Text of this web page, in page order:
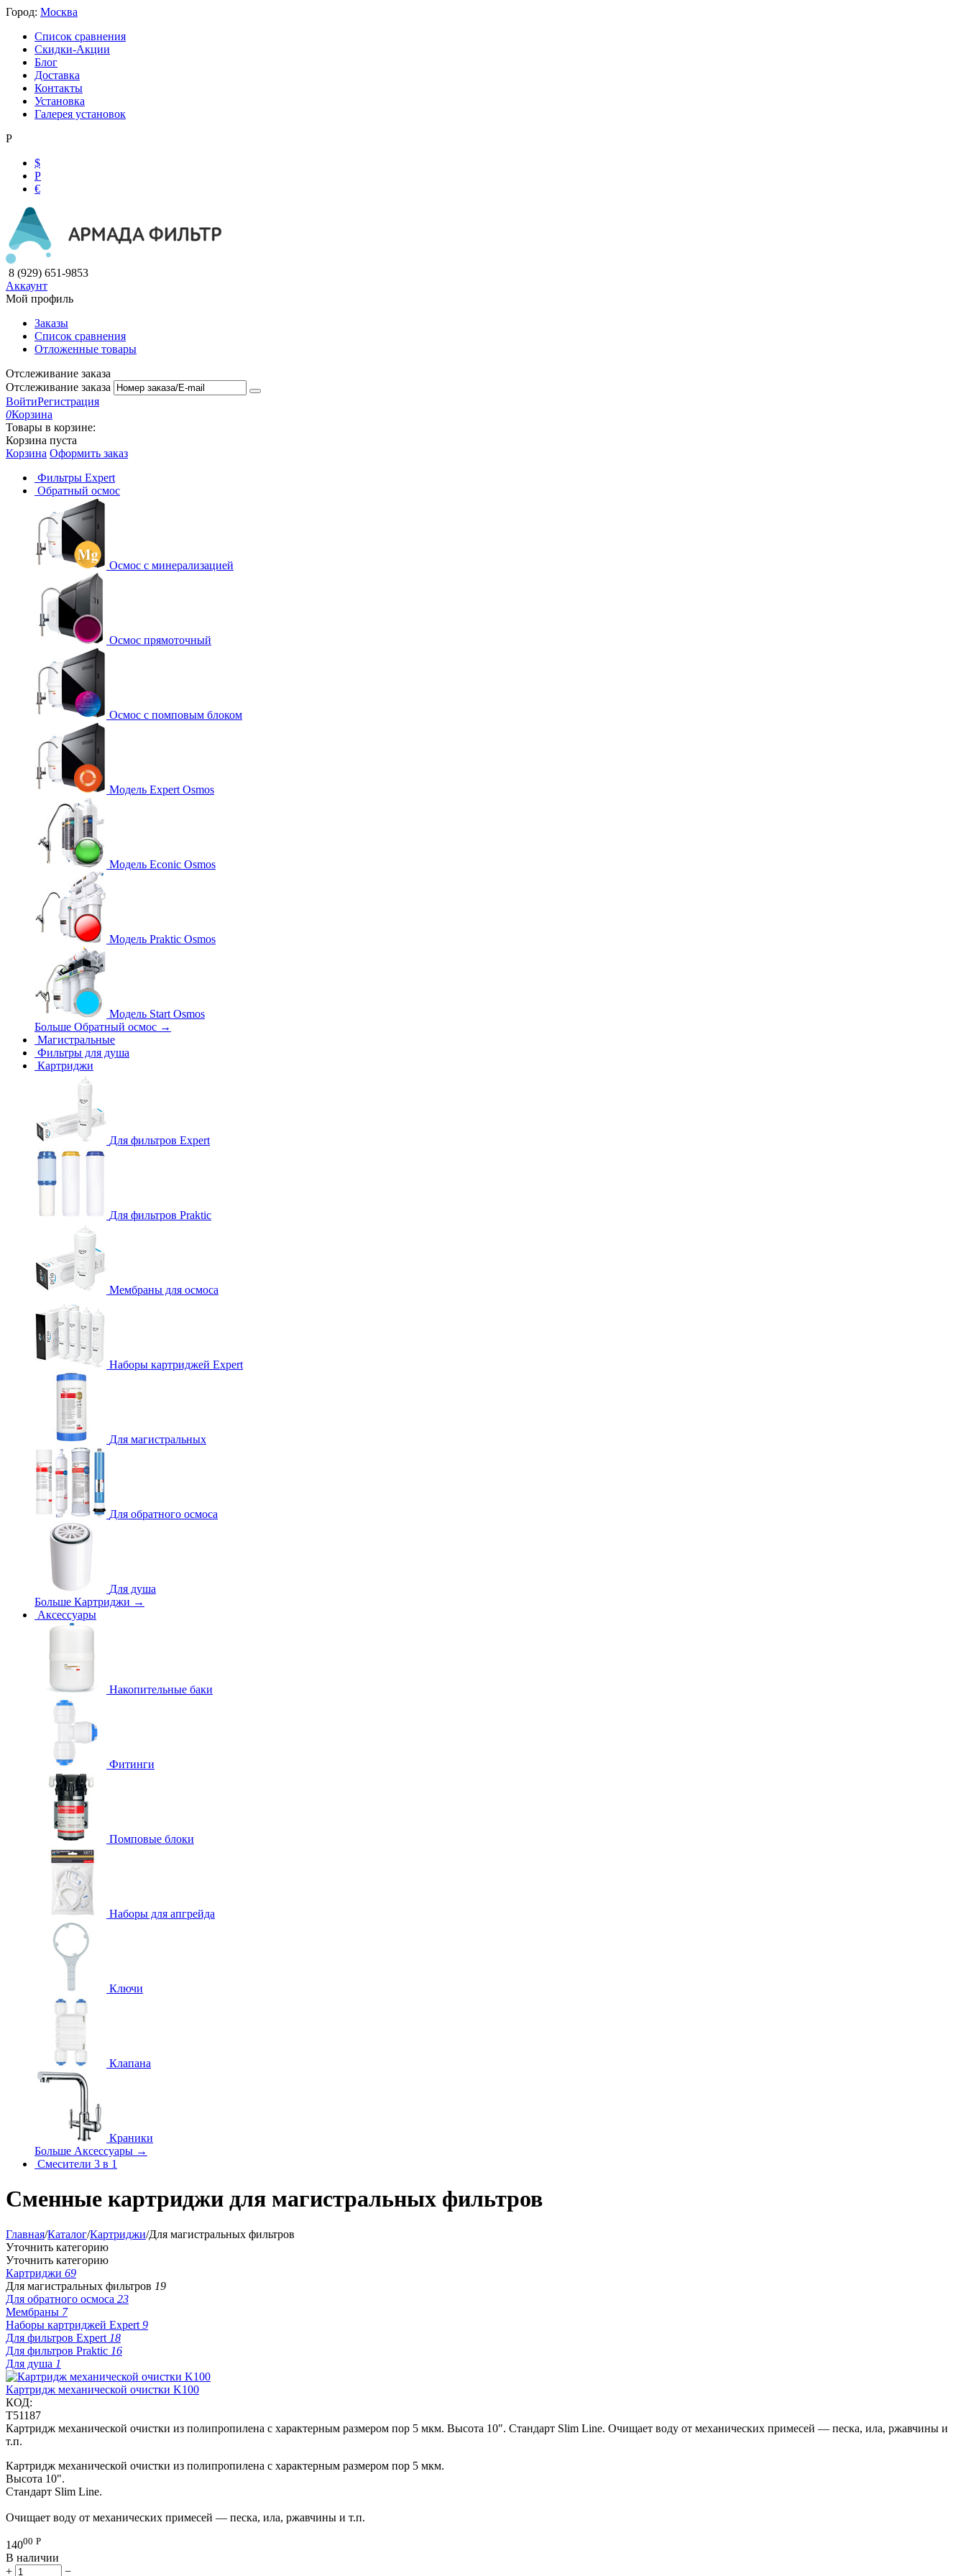
Город: Москва
Список сравнения
Скидки-Акции
Блог
Доставка
Контакты
Установка
Галерея установок
Р
$
Р
€
8 (929) 651-9853
Аккаунт
Мой профиль
Заказы
Список сравнения
Отложенные товары
Отслеживание заказа
Отслеживание заказа
ВойтиРегистрация
0Корзина
Товары в корзине:
Корзина пуста
Корзина Оформить заказ
Фильтры Expert
Обратный осмос
Осмос с минерализацией
Осмос прямоточный
Осмос с помповым блоком
Модель Expert Osmos
Модель Econic Osmos
Модель Praktic Osmos
Модель Start Osmos
Больше Обратный осмос →
Магистральные
Фильтры для душа
Картриджи
Для фильтров Expert
Для фильтров Praktic
Мембраны для осмоса
Наборы картриджей Expert
Для магистральных
Для обратного осмоса
Для душа
Больше Картриджи →
Аксессуары
Накопительные баки
Фитинги
Помповые блоки
Наборы для апгрейда
Ключи
Клапана
Краники
Больше Аксессуары →
Смесители 3 в 1
Сменные картриджи для магистральных фильтров
Главная/Каталог/Картриджи/Для магистральных фильтров
Уточнить категорию
Уточнить категорию
Картриджи 69
Для магистральных фильтров 19
Для обратного осмоса 23
Мембраны 7
Наборы картриджей Expert 9
Для фильтров Expert 18
Для фильтров Praktic 16
Для душа 1
Картридж механической очистки K100
КОД:
T51187
Картридж механической очистки из полипропилена с характерным размером пор 5 мкм. Высота 10". Стандарт Slim Line. Очищает воду от механических примесей — песка, ила, ржавчины и
т.п.
Картридж механической очистки из полипропилена с характерным размером пор 5 мкм.
Высота 10".
Стандарт Slim Line.
Очищает воду от механических примесей — песка, ила, ржавчины и т.п.
14000 Р
В наличии
+
−